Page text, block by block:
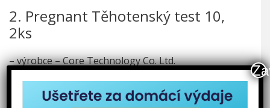
2. Pregnant Těhotenský test 10,
2ks
– výrobce – Core Technology Co. Ltd.
– hodnocení – 95%